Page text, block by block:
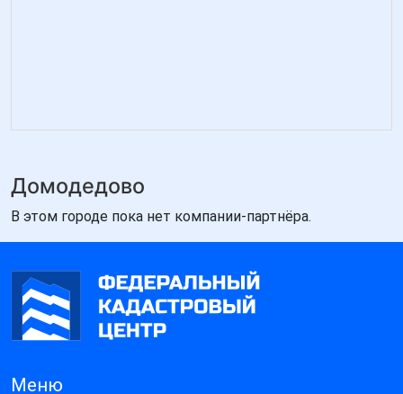
Домодедово
В этом городе пока нет компании-партнёра.
Меню